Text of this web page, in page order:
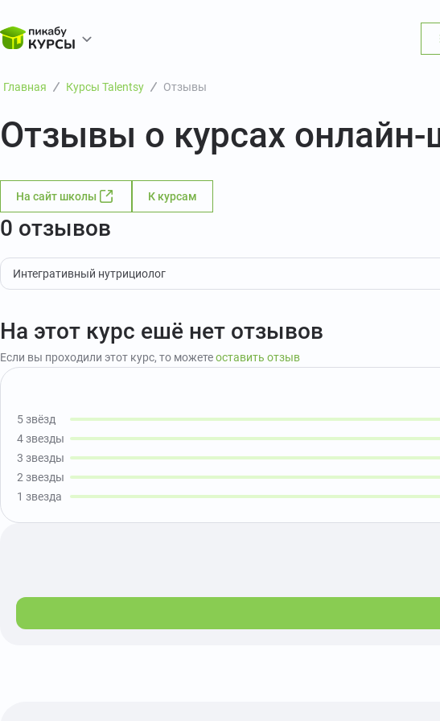
Главная Курсы Talentsy Отзывы
Отзывы о курсах
На сайт школы К курсам
0 отзывов
Интегративный нутрициолог
На этот курс ешё нет отзывов
Если вы проходили этот курс, то можетеоставить отзыв
5 звёзд
4 звезды
3 звезды
2 звезды
1 звезда